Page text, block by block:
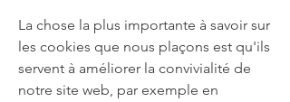
La chose la plus importante à savoir sur
les cookies que nous plaçons est qu'ils
servent à améliorer la convivialité de
notre site web, par exemple en